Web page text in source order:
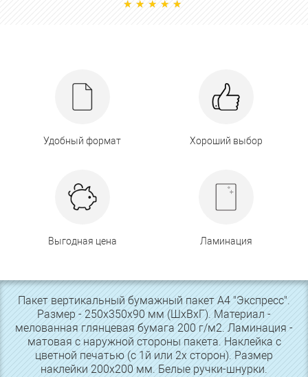
Удобный формат Хороший выбор
Выгодная цена Ламинация
Пакет вертикальный бумажный пакет А4 "Экспресс".
Размер - 250х350х90 мм (ШхВхГ). Материал -
мелованная глянцевая бумага 200 г/м2. Ламинация -
матовая с наружной стороны пакета. Наклейка с
цветной печатью (с 1й или 2х сторон). Размер
наклейки 200х200 мм. Белые ручки-шнурки.